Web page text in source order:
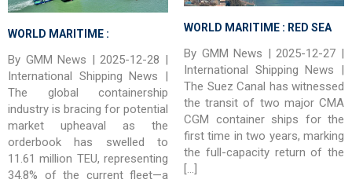
WORLD MARITIME :
CONTAINERIZATION –
Container Shipping Faces
Oversupply Threat as Record
Newbuild Orders Reshape
Industry
By GMM News | 2025-12-28 |
International Shipping News |
The global containership
industry is bracing for potential
market upheaval as the
orderbook has swelled to
11.61 million TEU, representing
34.8% of the current fleet—a
WORLD MARITIME : RED SEA
ROUTE – Mega CMA CGM
Container Ship Transits Suez
Canal For First Time In Two
Years
By GMM News | 2025-12-27 |
International Shipping News |
The Suez Canal has witnessed
the transit of two major CMA
CGM container ships for the
first time in two years, marking
the full-capacity return of the
[…]